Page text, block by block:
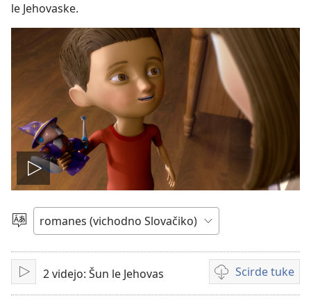
le Jehovaske.
Mukh
videjo
Čhib
Mukh2 videjo: Šun le Jehovas Scirde tuke
Šaj
tuke